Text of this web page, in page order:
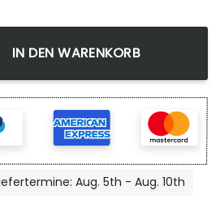
Menge
IN DEN WARENKORB
Aug. 5th - Aug. 10th